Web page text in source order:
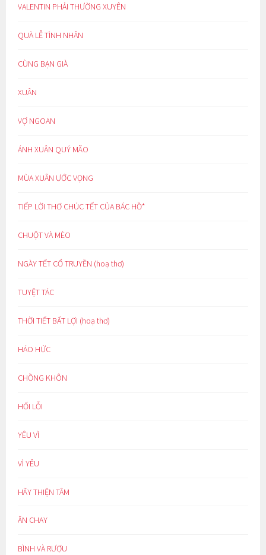
VALENTIN PHẢI THƯỜNG XUYÊN
QUÀ LỄ TÌNH NHÂN
CÙNG BẠN GIÀ
XUÂN
VỢ NGOAN
ÁNH XUÂN QUÝ MÃO
MÙA XUÂN ƯỚC VỌNG
TIẾP LỜI THƠ CHÚC TẾT CỦA BÁC HỒ*
CHUỘT VÀ MÈO
NGÀY TẾT CỔ TRUYỀN (hoạ thơ)
TUYỆT TÁC
THỜI TIẾT BẤT LỢI (hoạ thơ)
HÁO HỨC
CHỒNG KHÔN
HỐI LỖI
YÊU VÌ
VÌ YÊU
HÃY THIỆN TÂM
ĂN CHAY
BÌNH VÀ RƯỢU